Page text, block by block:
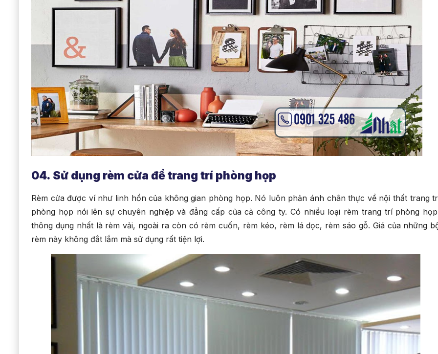
04. Sử dụng rèm cửa để trang trí phòng họp
Rèm cửa được ví như linh hồn của không gian phòng họp. Nó luôn phản ánh chân thực về nội thất trang
phòng họp nói lên sự chuyên nghiệp và đẳng cấp của cả công ty. Có nhiều loại rèm trang trí phòng
thông dụng nhất là rèm vải, ngoài ra còn có rèm cuốn, rèm kéo, rèm lá dọc, rèm sáo gỗ. Giá của những
rèm này không đắt lắm mà sử dụng rất tiện lợi.